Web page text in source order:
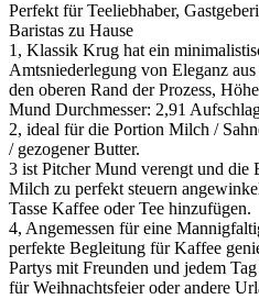
Perfekt für Teeliebhaber,
Baristas zu Hause
1, Klassik Krug hat ein
Amtsniederlegung von Eleganz
den oberen Rand der Prozess,
Mund Durchmesser: 2,91
2, ideal für die Portion Milch /
/ gezogener Butter.
3 ist Pitcher Mund verengt und die
Milch zu perfekt steuern
Tasse Kaffee oder Tee hinzufügen.
4, Angemessen für eine
perfekte Begleitung für Kaffee
Partys mit Freunden und jedem
für Weihnachtsfeier oder andere